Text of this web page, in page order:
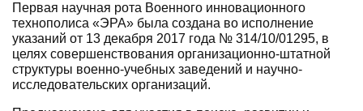
Первая научная рота Военного инновационного
технополиса «ЭРА» была создана во исполнение
указаний от 13 декабря 2017 года № 314/10/01295, в
целях совершенствования организационно-штатной
структуры военно-учебных заведений и научно-
исследовательских организаций.